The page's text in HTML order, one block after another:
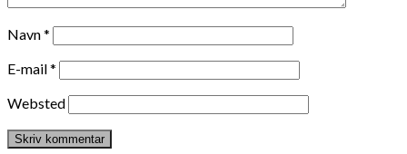
Navn*
E-mail*
Websted